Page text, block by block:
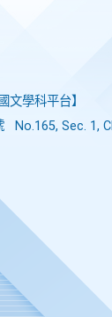
文學科平台】
No.165, Sec. 1,